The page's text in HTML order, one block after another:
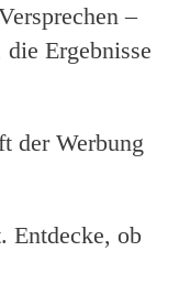
–
Ergebnisse
der Werbung
Entdecke, ob